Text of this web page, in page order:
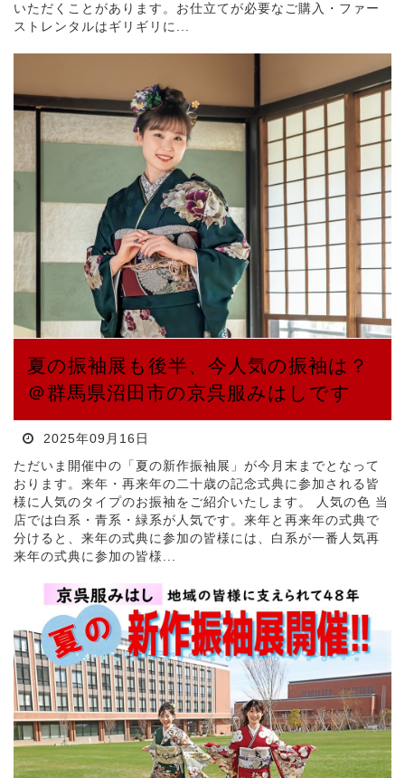
いただくことがあります。お仕立てが必要なご購入・ファー
ストレンタルはギリギリに...
夏の振袖展も後半、今人気の振袖は？
＠群馬県沼田市の京呉服みはしです
2025年09月16日
ただいま開催中の「夏の新作振袖展」が今月末までとなって
おります。来年・再来年の二十歳の記念式典に参加される皆
様に人気のタイプのお振袖をご紹介いたします。 人気の色 当
店では白系・青系・緑系が人気です。来年と再来年の式典で
分けると、来年の式典に参加の皆様には、白系が一番人気再
来年の式典に参加の皆様...